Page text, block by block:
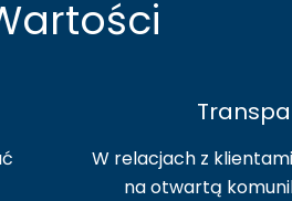
W relacjach z
na otwartą